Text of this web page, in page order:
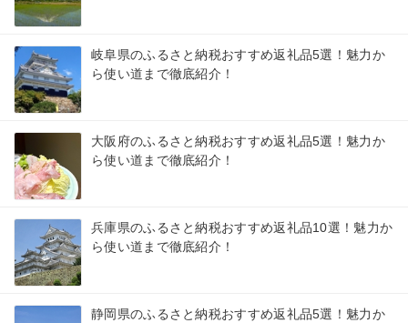
岐阜県のふるさと納税おすすめ返礼品5選！魅力か
ら使い道まで徹底紹介！
大阪府のふるさと納税おすすめ返礼品5選！魅力か
ら使い道まで徹底紹介！
兵庫県のふるさと納税おすすめ返礼品10選！魅力か
ら使い道まで徹底紹介！
静岡県のふるさと納税おすすめ返礼品5選！魅力か